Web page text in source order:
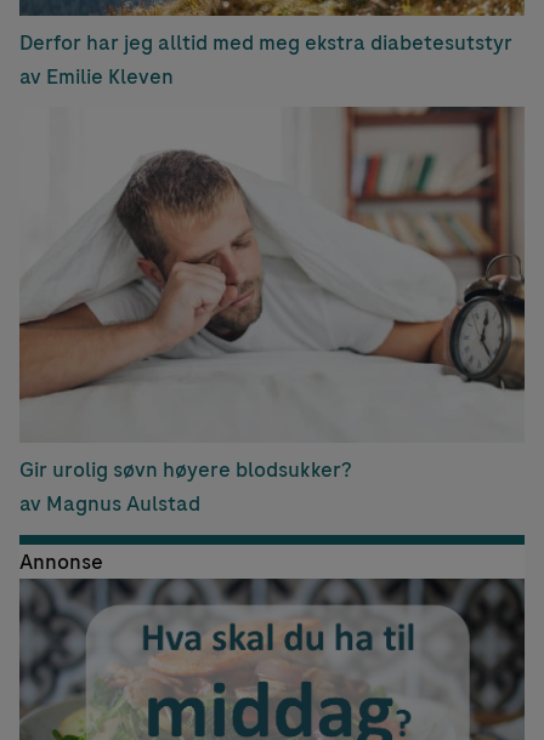
Derfor har jeg alltid med meg ekstra diabetesutstyr
av Emilie Kleven
Gir urolig søvn høyere blodsukker?
av Magnus Aulstad
Annonse